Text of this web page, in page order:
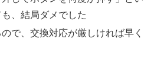
、結局ダメでした
で、交換対応が厳しければ早く